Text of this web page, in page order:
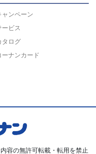
ャンペーン
ービス
タログ
ーナンカード
容の無許可転載・転用を禁止